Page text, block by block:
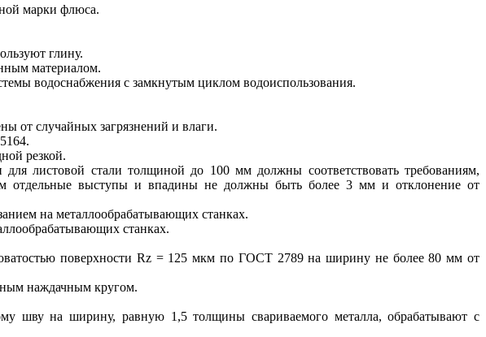
марки флюса.
глину.
материалом.
водоснабжения с замкнутым циклом водоиспользования.
от случайных загрязнений и влаги.
резкой.
для листовой стали толщиной до 100 мм должны соответствовать требованиям,
отдельные выступы и впадины не должны быть более 3 мм и отклонение от
на металлообрабатывающих станках.
станках.
поверхности Rz = 125 мкм по ГОСТ 2789 на ширину не более 80 мм от
наждачным кругом.
шву на ширину, равную 1,5 толщины свариваемого металла, обрабатывают с